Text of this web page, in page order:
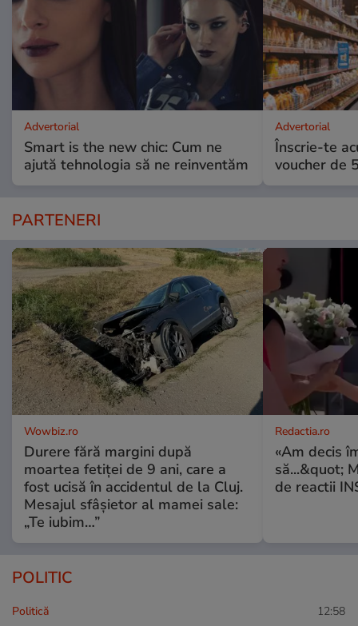
Advertorial
Smart is the new chic: Cum ne
ajută tehnologia să ne reinventăm
Advertorial
Înscrie-te
voucher de
PARTENERI
Wowbiz.ro
Durere fără margini după
moartea fetiței de 9 ani, care a
fost ucisă în accidentul de la Cluj.
Mesajul sfâșietor al mamei sale:
„Te iubim…”
Redactia.ro
«Am decis
să...&quot;
de reactii
POLITIC
Politică 12:58